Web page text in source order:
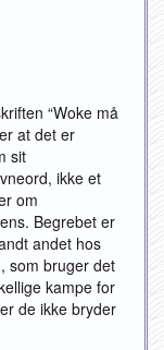
“Woke må
at det er
sit
ikke et
om
Begrebet er
andet hos
som bruger det
kampe for
de ikke bryder